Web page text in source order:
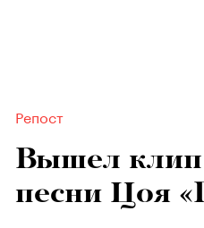
Репост
Вышел клип
песни Цоя